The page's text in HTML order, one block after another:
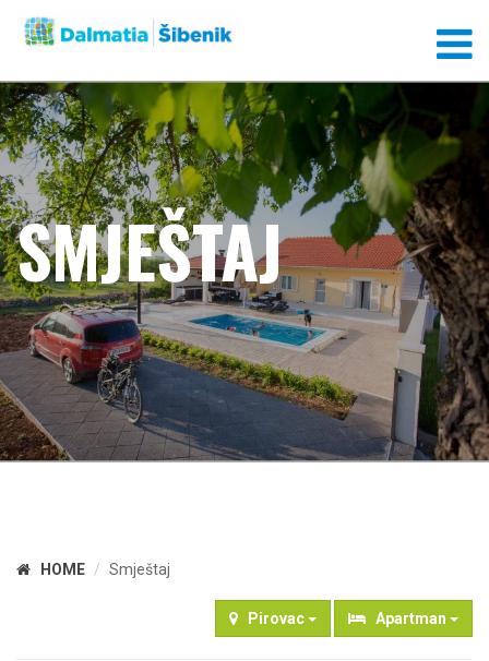
SMJEŠTAJ
HOME Smještaj
Pirovac Apartman